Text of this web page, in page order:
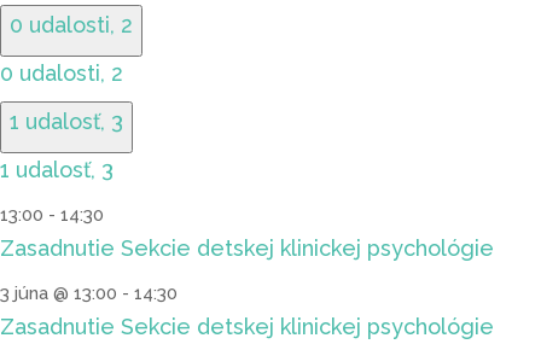
0 udalosti, 2
0 udalosti, 2
1 udalosť, 3
1 udalosť, 3
13:00 - 14:30
Zasadnutie Sekcie detskej klinickej psychológie
3 júna @ 13:00 - 14:30
Zasadnutie Sekcie detskej klinickej psychológie